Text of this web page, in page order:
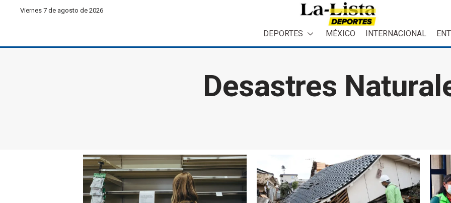
Viernes 7 de agosto de 2026
DEPORTES MÉXICO INTERNACIONAL
Desastres